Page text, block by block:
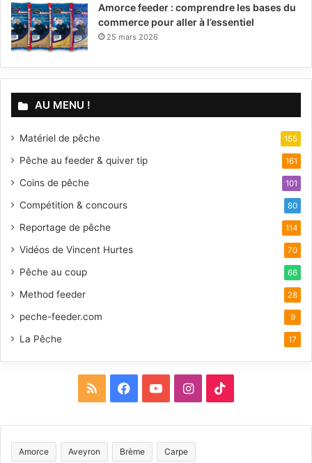
Amorce feeder : comprendre les bases du
commerce pour aller à l’essentiel
25 mars 2026
AU MENU !
Matériel de pêche 155
Pêche au feeder & quiver tip 161
Coins de pêche 101
Compétition & concours 80
Reportage de pêche 114
Vidéos de Vincent Hurtes 70
Pêche au coup 66
Method feeder 28
peche-feeder.com 9
La Pêche 17
S
c
u
I
s
Amorce Aveyron Brème Carpe